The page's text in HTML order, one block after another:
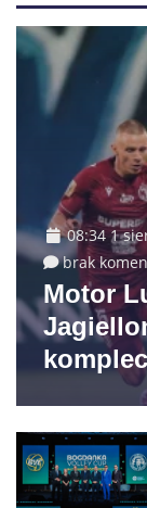
08:34 1
brak
Motor